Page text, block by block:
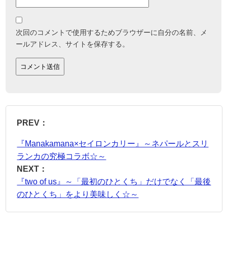
次回のコメントで使用するためブラウザーに自分の名前、メ
ールアドレス、サイトを保存する。
PREV：
『Manakamana×セイロンカリー』～ネパールとスリ
ランカの究極コラボ☆～
NEXT：
『two of us』～「最初のひとくち」だけでなく「最後
のひとくち」をより美味しく☆～